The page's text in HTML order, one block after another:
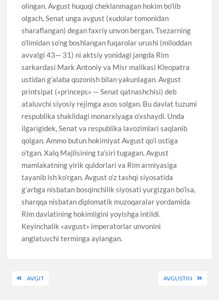
olingan. Avgust huquqi cheklanmagan hokim bo’lib
olgach, Senat unga avgust (xudolar tomonidan
sharaflangan) degan faxriy unvon bergan. Tsezarning
o’limidan so’ng boshlangan fuqarolar urushi (miloddan
avvalgi 43— 31) ni aktsiy yonidagi jangda Rim
sarkardasi Mark Antoniy va Misr malikasi Kleopatra
ustidan g’alaba qozonish bilan yakunlagan. Avgust
printsipat («princeps» — Senat qatnashchisi) deb
ataluvchi siyosiy rejimga asos solgan. Bu davlat tuzumi
respublika shaklidagi monarxiyaga o’xshaydi. Unda
ilgarigidek, Senat va respublika lavozimlari saqlanib
qolgan. Ammo butun hokimiyat Avgust qo’l ostiga
o’tgan. Xalq Majlisining ta’siri tugagan. Avgust
mamlakatning yirik quldorlari va Rim armiyasiga
tayanib ish ko’rgan. Avgust o’z tashqi siyosatida
g’arbga nisbatan bosqinchilik siyosati yurgizgan bo’lsa,
sharqqa nisbatan diplomatik muzoqaralar yordamida
Rim davlatining hokimligini yoyishga intildi.
Keyinchalik «avgust» imperatorlar unvonini
anglatuvchi terminga aylangan.
PostAVGIT AVGUSTIN